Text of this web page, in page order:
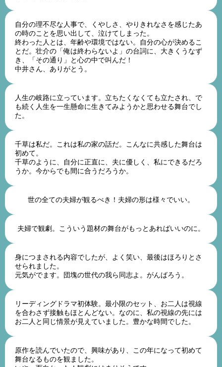
50代女性
60代男性
自分の理不尽な人事で、くやしさ、やりきれなさを感じたあ
の時のことを思い出して、泣けてしまった。
終わった人とは、年齢や環境ではない。自分の心が決めるこ
とだ。壮介の「俺は終わらないよ」の台詞に、大きくうなず
き、「その通り」と心の中で叫んだ！
中井さん、ありがとう。
50代女性
人生の岐路に立っています。立ちたくなくても立たされ、で
も続く人生を一生懸命に生きてみようかと思わせる舞台でし
た。
千草は私だ。これは私の家の話だ。こんなに共感した舞台は
初めて。
千草のように、自分に正直に、夫に優しく、私にできるだろ
うか。今からでも間に合うだろうか。
70代女性
世の全ての夫婦が観るべき！夫婦の形は様々でいい。
50代男性
夫婦で観劇。こういう題材の舞台がもっとあればいいのに。
70代男性
身につまされる内容でしたが、よく笑い、最後はほろりとさ
せられました。
元気がでます。団塊の世代の我ら同志よ。がんばろう。
40代女性
リーディングドラマ初体験。最小限のセット、お二人は視線
を合わさず接触もほとんどない。なのに、私の視線の先には
お二人と同じ情景が見えていました。豊かな時間でした。
原作を読んでいたので、興味があり、この年になって初めて
舞台なるものを観ました。